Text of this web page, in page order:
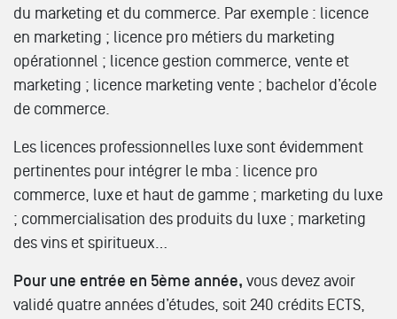
du marketing et du commerce. Par exemple : licence
en marketing ; licence pro métiers du marketing
opérationnel ; licence gestion commerce, vente et
marketing ; licence marketing vente ; bachelor d’école
de commerce.
Les licences professionnelles luxe sont évidemment
pertinentes pour intégrer le mba : licence pro
commerce, luxe et haut de gamme ; marketing du luxe
; commercialisation des produits du luxe ; marketing
des vins et spiritueux…
Pour une entrée en 5ème année, vous devez avoir
validé quatre années d’études, soit 240 crédits ECTS,